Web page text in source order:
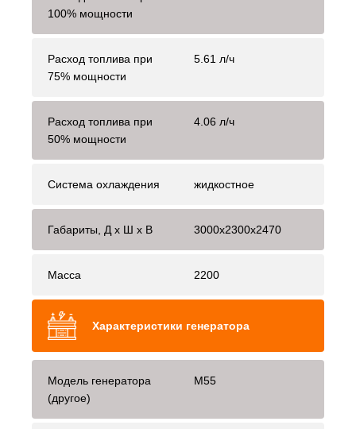
100% мощности
Расход топлива при
75% мощности
5.61 л/ч
Расход топлива при
50% мощности
4.06 л/ч
Система охлаждения жидкостное
Габариты, Д x Ш x В 3000x2300x2470
Масса 2200
Характеристики генератора
Модель генератора
(другое)
M55